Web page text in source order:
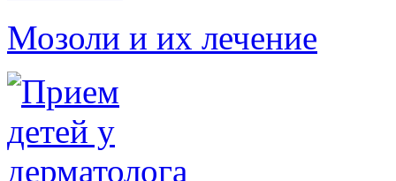
Мозоли и их лечение